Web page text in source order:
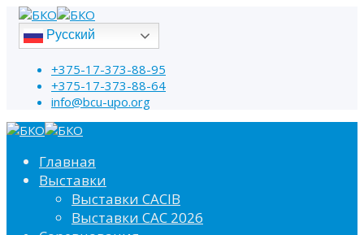
Русский
+375-17-373-88-95
+375-17-373-88-64
info@bcu-upo.org
Главная
Выставки
Выставки CACIB
Выставки САС 2026